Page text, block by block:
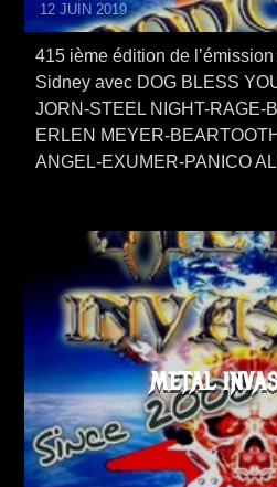
12 JUIN 2019
415 ième édition de
Sidney avec DOG BLESS
JORN-STEEL NIGHT-RAGE-
ERLEN MEYER-
ANGEL-EXUMER-PANICO
METAL